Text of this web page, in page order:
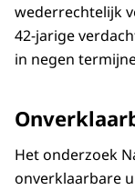
wederrechtelijk
42-jarige
in negen
Het onderzoek
onverklaarbare